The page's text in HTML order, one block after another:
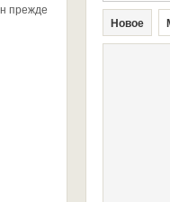
прежде
Новое